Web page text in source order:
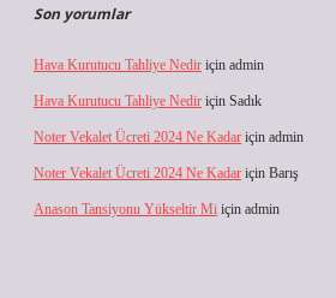
Son yorumlar
Hava Kurutucu Tahliye Nedir için admin
Hava Kurutucu Tahliye Nedir için Sadık
Noter Vekalet Ücreti 2024 Ne Kadar için admin
Noter Vekalet Ücreti 2024 Ne Kadar için Barış
Anason Tansiyonu Yükseltir Mi için admin